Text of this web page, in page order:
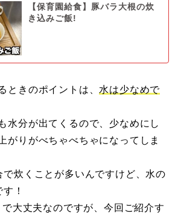
【保育園給食】豚バラ大根の炊
き込みご飯!
ときのポイントは、水は少なめで
水分が出てくるので、少なめにし
がりがべちゃべちゃになってしま
炊くことが多いんですけど、水の
！
大丈夫なのですが、今回ご紹介す